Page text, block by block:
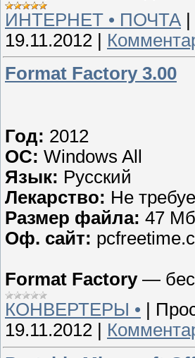
ИНТЕРНЕТ • ПОЧТА
19.11.2012
Format Factory 3.00
Год: 2012
ОС: Windows All
Язык: Русский
Лекарство: Не
Размер файла: 47 Мб
Оф. сайт:
Format Factory—
КОНВЕРТЕРЫ •
19.11.2012